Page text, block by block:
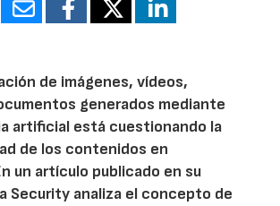
de imágenes, vídeos,
generados mediante
artificial está cuestionando la
de los contenidos en
un artículo publicado en su
Security analiza el concepto de